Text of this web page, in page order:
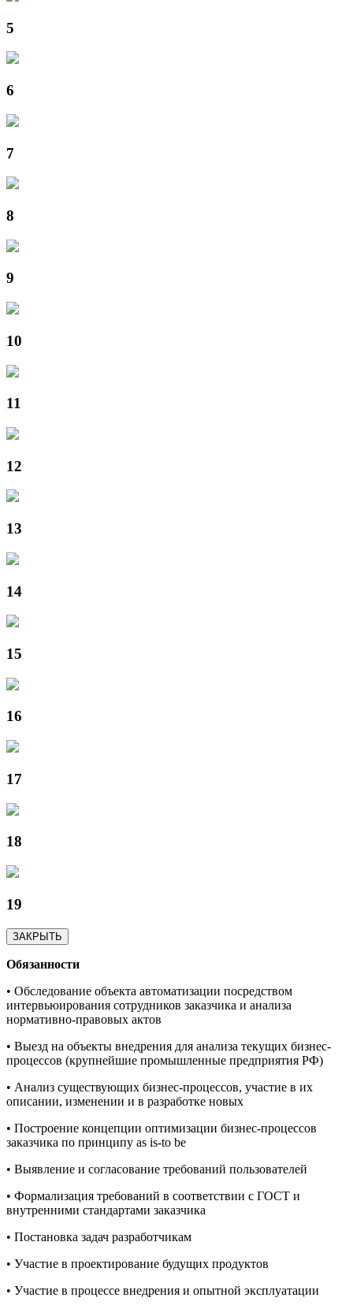
5
6
7
8
9
10
11
12
13
14
15
16
17
18
19
ЗАКРЫТЬ
Обязанности
• Обследование объекта автоматизации посредством
интервьюирования сотрудников заказчика и анализа
нормативно-правовых актов
• Выезд на объекты внедрения для анализа текущих бизнес-
процессов (крупнейшие промышленные предприятия РФ)
• Анализ существующих бизнес-процессов, участие в их
описании, изменении и в разработке новых
• Построение концепции оптимизации бизнес-процессов
заказчика по принципу as is-to be
• Выявление и согласование требований пользователей
• Формализация требований в соответствии с ГОСТ и
внутренними стандартами заказчика
• Постановка задач разработчикам
• Участие в проектирование будущих продуктов
• Участие в процессе внедрения и опытной эксплуатации